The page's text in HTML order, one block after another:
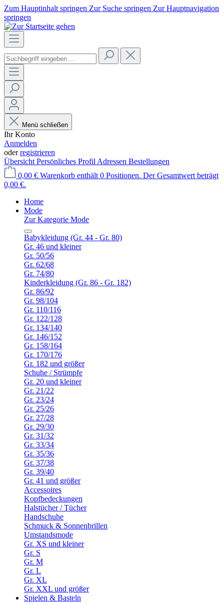
Zum Hauptinhalt springen Zur Suche springen Zur Hauptnavigation
springen
Menü schließen
Ihr Konto
Anmelden
oderregistrieren
Übersicht Persönliches Profil Adressen Bestellungen
0,00 € Warenkorb enthält 0 Positionen. Der Gesamtwert beträgt
0,00 €.
Home
Mode
Zur Kategorie Mode
Babykleidung (Gr. 44 - Gr. 80)
Gr. 46 und kleiner
Gr. 50/56
Gr. 62/68
Gr. 74/80
Kinderkleidung (Gr. 86 - Gr. 182)
Gr. 86/92
Gr. 98/104
Gr. 110/116
Gr. 122/128
Gr. 134/140
Gr. 146/152
Gr. 158/164
Gr. 170/176
Gr. 182 und größer
Schuhe / Strümpfe
Gr. 20 und kleiner
Gr. 21/22
Gr. 23/24
Gr. 25/26
Gr. 27/28
Gr. 29/30
Gr. 31/32
Gr. 33/34
Gr. 35/36
Gr. 37/38
Gr. 39/40
Gr. 41 und größer
Accessoires
Kopfbedeckungen
Halstücher / Tücher
Handschuhe
Schmuck & Sonnenbrillen
Umstandsmode
Gr. XS und kleiner
Gr. S
Gr. M
Gr. L
Gr. XL
Gr. XXL und größer
Spielen & Basteln